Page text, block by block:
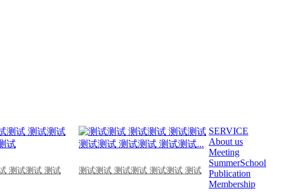
测试测试 测试 测试测试 测试测试 测试测试 测试
SERVICE
About us
Meeting
SummerSchool
Publication
Membership